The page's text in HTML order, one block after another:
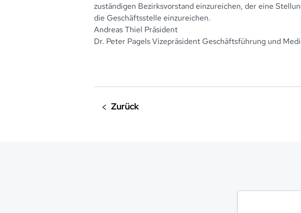
zuständigen Bezirksvorstand einzureichen, der eine
die Geschäftsstelle einzureichen.
Andreas Thiel Präsident
Dr. Peter Pagels Vizepräsident Geschäftsführung und